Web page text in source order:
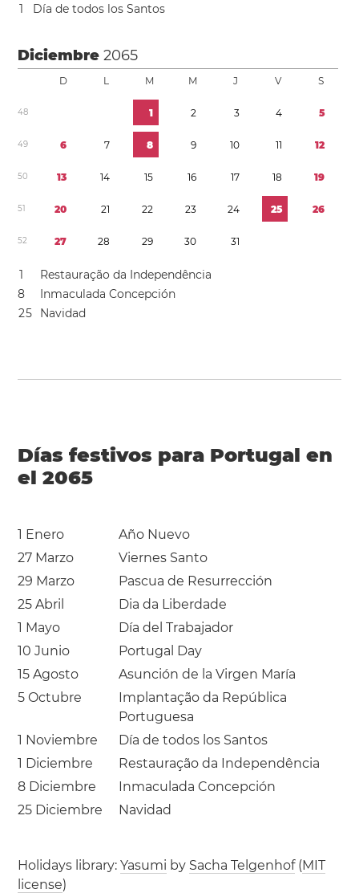
1 Día de todos los Santos
Diciembre2065
D L M M J V S
48 1 2 3 4 5
49 6 7 8 9 10 11 12
50 13 14 15 16 17 18 19
51 20 21 22 23 24 25 26
52 27 28 29 30 31
1
Restauração da Independência
8
Inmaculada Concepción
25 Navidad
Días festivos para Portugal en
el 2065
1 Enero
Año Nuevo
27 Marzo
Viernes Santo
29 Marzo
Pascua de Resurrección
25 Abril
Dia da Liberdade
1 Mayo
Día del Trabajador
10 Junio
Portugal Day
15 Agosto
Asunción de la Virgen María
5 Octubre
Implantação da República
Portuguesa
1 Noviembre
Día de todos los Santos
1 Diciembre
Restauração da Independência
8 Diciembre
Inmaculada Concepción
25 Diciembre
Navidad
Holidays library:Yasumi by Sacha Telgenhof(MIT
license)